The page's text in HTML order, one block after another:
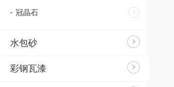
- 冠晶石
水包砂
彩钢瓦漆